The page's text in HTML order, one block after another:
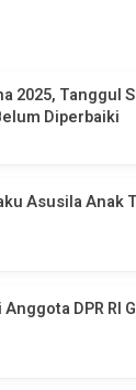
2025, Tanggul
Diperbaiki
Asusila Anak
DPR RI